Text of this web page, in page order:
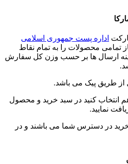
اداره پست جمهوری اسلامی
تمامی محصولات را به تمام نقاط
ارسال ها بر حسب وزن کل سفارش
طریق پیک می باشد.
انتخاب کنید در سبد خرید و محصول
نمایید.
در دسترس شما می باشند و در